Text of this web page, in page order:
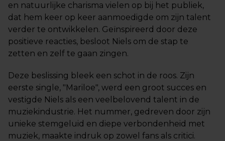
en natuurlijke charisma vielen op bij het publiek,
dat hem keer op keer aanmoedigde om zijn talent
verder te ontwikkelen. Geïnspireerd door deze
positieve reacties, besloot Niels om de stap te
zetten en zelf te gaan zingen.
Deze beslissing bleek een schot in de roos. Zijn
eerste single, "Mariloe", werd een groot succes en
vestigde Niels als een veelbelovend talent in de
muziekindustrie. Het nummer, gedreven door zijn
unieke stemgeluid en diepe verbondenheid met
muziek, maakte indruk op zowel fans als critici.